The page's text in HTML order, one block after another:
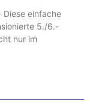
Diese einfache
5./6.-
nur im